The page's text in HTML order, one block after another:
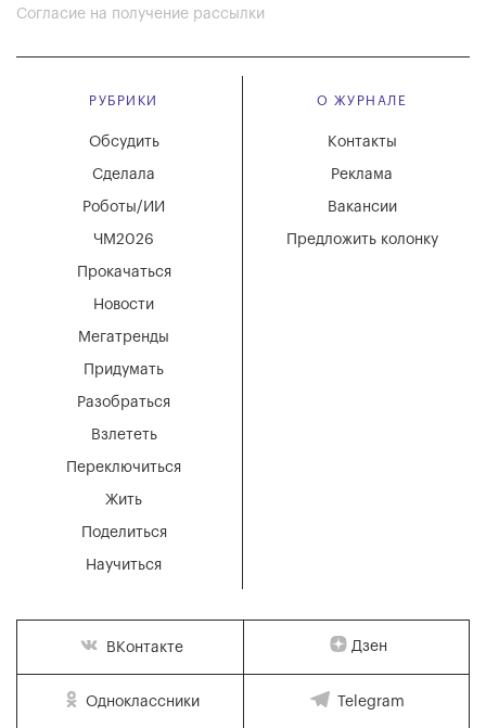
Согласие на получение рассылки
РУБРИКИ
Мегатренды
Придумать
Разобраться
Взлететь
Новости
Переключиться
Жить
Поделиться
Научиться
Обсудить
Сделала
Роботы/ИИ
ЧМ2026
Прокачаться
О ЖУРНАЛЕ
Вакансии
Реклама
Контакты
Предложить колонку
ВКонтакте Дзен
Одноклассники Telegram